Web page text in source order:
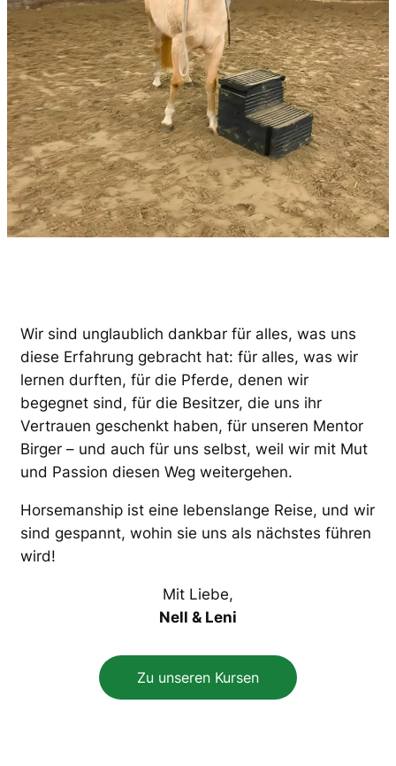
Wir sind unglaublich dankbar für alles, was uns
diese Erfahrung gebracht hat: für alles, was wir
lernen durften, für die Pferde, denen wir
begegnet sind, für die Besitzer, die uns ihr
Vertrauen geschenkt haben, für unseren Mentor
Birger – und auch für uns selbst, weil wir mit Mut
und Passion diesen Weg weitergehen.
Horsemanship ist eine lebenslange Reise, und wir
sind gespannt, wohin sie uns als nächstes führen
wird!
Mit Liebe,
Nell & Leni
Zu unseren Kursen